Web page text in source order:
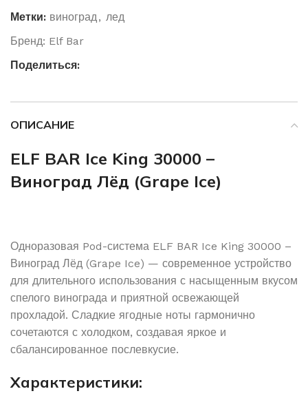
Метки: виноград, лед
Бренд: Elf Bar
Поделиться:
ОПИСАНИЕ
ELF BAR Ice King 30000 –
Виноград Лёд (Grape Ice)
Одноразовая Pod-система ELF BAR Ice King 30000 –
Виноград Лёд (Grape Ice) — современное устройство
для длительного использования с насыщенным вкусом
спелого винограда и приятной освежающей
прохладой. Сладкие ягодные ноты гармонично
сочетаются с холодком, создавая яркое и
сбалансированное послевкусие.
Характеристики: